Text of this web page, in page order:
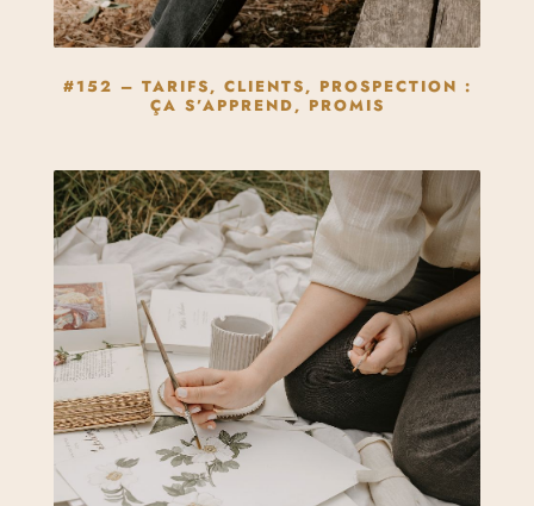
#152 – TARIFS, CLIENTS, PROSPECTION :
ÇA S’APPREND, PROMIS